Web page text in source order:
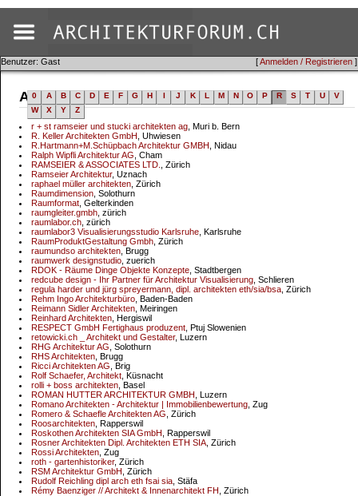
[Anmelden / Registrieren ]
Benutzer: Gast
Adressen
0 A B C D E F G H I J K L M N O P R S T U
V
W
X Y Z
r + st ramseier und stucki architekten ag , Muri b. Bern
R. Keller Architekten GmbH , Uhwiesen
R.Hartmann+M.Schüpbach Architektur GMBH , Nidau
Ralph Wipfli Architektur AG , Cham
RAMSEIER & ASSOCIATES LTD.
, Zürich
Ramseier Architektur, Uznach
raphael müller architekten , Zürich
Raumdimension , Solothurn
Raumformat , Gelterkinden
raumgleiter.gmbh , zürich
raumlabor.ch , zürich
raumlabor3 Visualisierungsstudio Karlsruhe , Karlsruhe
RaumProduktGestaltung Gmbh , Zürich
raumundso architekten , Brugg
raumwerk designstudio , zuerich
RDOK - Räume Dinge Objekte Konzepte , Stadtbergen
redcube design - Ihr Partner für Architektur Visualisierung , Schlieren
regula harder und jürg spreyermann, dipl. architekten eth/sia/bsa , Zürich
Rehm Ingo Architekturbüro , Baden-Baden
Reimann Sidler Architekten , Meiringen
Reinhard Architekten , Hergiswil
RESPECT GmbH Fertighaus produzent , Ptuj Slowenien
retowicki.ch _ Architekt und Gestalter, Luzern
RHG Architektur AG , Solothurn
RHS Architekten , Brugg
Ricci Architekten AG , Brig
Rolf Schaefer, Architekt , Küsnacht
rolli + boss architekten , Basel
ROMAN HUTTER ARCHITEKTUR GMBH , Luzern
Romano Architekten - Architektur | Immobilienbewertung , Zug
Romero & Schaefle Architekten AG , Zürich
Roosarchitekten , Rapperswil
Roskothen Architekten SIA GmbH , Rapperswil
Rosner Architekten Dipl. Architekten ETH SIA , Zürich
Rossi Architekten , Zug
roth - gartenhistoriker, Zürich
RSM Architektur GmbH , Zürich
Rudolf Reichling dipl arch eth fsai sia , Stäfa
Rémy Baenziger // Architekt & Innenarchitekt FH , Zürich